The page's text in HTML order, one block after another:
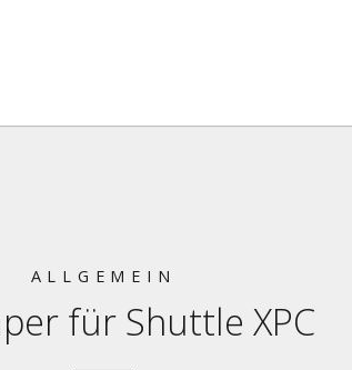
ALLGEMEIN
für Shuttle XPC